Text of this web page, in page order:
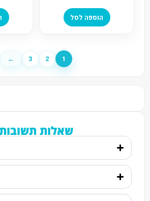
הוספה לסל
1
2
3
←
שאלות